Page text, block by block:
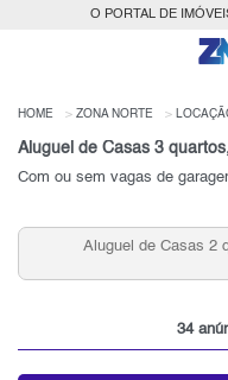
O PORTAL DE
HOME ZONA NORTE
Aluguel de Casas 3
Com ou sem vagas de
Aluguel de Casas 2
34